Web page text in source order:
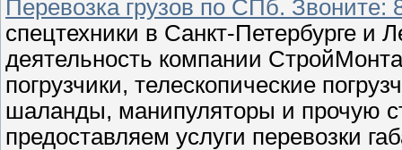
Перевозка грузов по СПб. Звоните:
спецтехники в Санкт-Петербурге и
деятельность компании
погрузчики, телескопические
шаланды, манипуляторы и прочую
предоставляем услуги перевозки